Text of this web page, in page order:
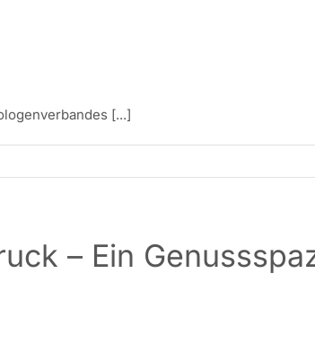
[...]
– Ein